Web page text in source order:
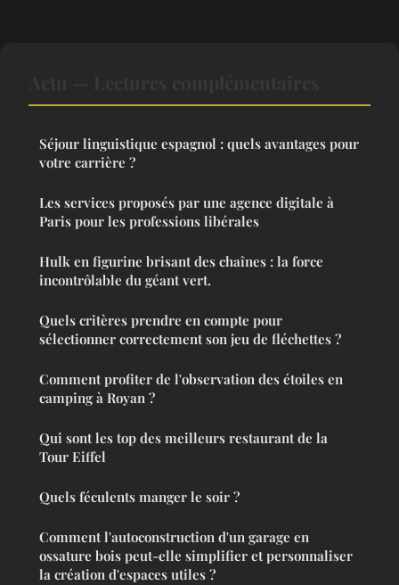
Séjour linguistique espagnol : quels avantages pour
votre carrière ?
Les services proposés par une agence digitale à
Paris pour les professions libérales
Hulk en figurine brisant des chaînes : la force
incontrôlable du géant vert.
Quels critères prendre en compte pour
sélectionner correctement son jeu de fléchettes ?
Comment profiter de l'observation des étoiles en
camping à Royan ?
Qui sont les top des meilleurs restaurant de la
Tour Eiffel
Quels féculents manger le soir ?
Comment l'autoconstruction d'un garage en
ossature bois peut-elle simplifier et personnaliser
la création d'espaces utiles ?